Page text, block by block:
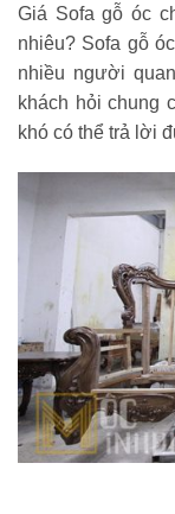
Giá Sofa gỗ óc
nhiêu? Sofa gỗ
nhiều người
khách hỏi chung
khó có thể trả lời